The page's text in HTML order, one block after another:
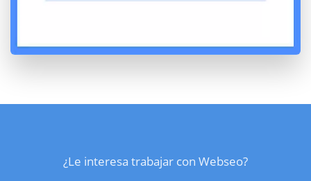
¿Le interesa trabajar con Webseo?